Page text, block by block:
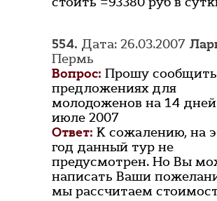
554. Дата: 26.03.2007
Пермь
Вопрос: Прошу
предложениях для
молодоженов на 14
июле 2007
Ответ: К сожалению, на
год данный тур не
предусмотрен. Но Вы
написать Ваши
мы рассчитаем